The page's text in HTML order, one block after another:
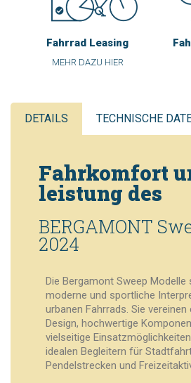
Fahrrad Leasing
MEHR DAZU HIER
DETAILS TECHNISCHE
Fahrkomfort
leistung des
BERGAMONT
2024
Die Bergamont Sweep Modelle
moderne und sportliche
urbanen Fahrrads. Sie
Design, hochwertige
vielseitige
idealen Begleitern für
Pendelstrecken und